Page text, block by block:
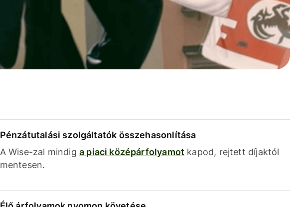
Pénzátutalási szolgáltatók összehasonlítása
A Wise-zal mindig a piaci középárfolyamot kapod, rejtett díjaktól
mentesen.